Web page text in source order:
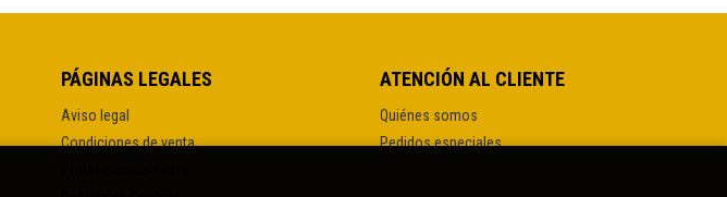
PÁGINAS LEGALES
Aviso legal
Condiciones de venta
ATENCIÓN AL CLIENTE
Quiénes somos
Pedidos especiales